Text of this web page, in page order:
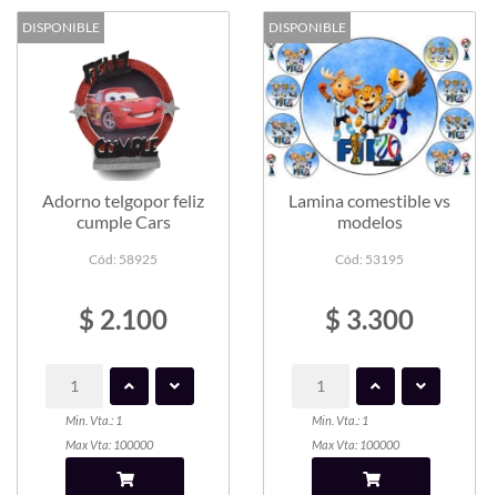
DISPONIBLE
Adorno telgopor feliz
cumple Cars
Cód: 58925
$ 2.100
Min. Vta.: 1
Max Vta: 100000
DISPONIBLE
Lamina comestible vs
modelos
Cód: 53195
$ 3.300
Min. Vta.: 1
Max Vta: 100000